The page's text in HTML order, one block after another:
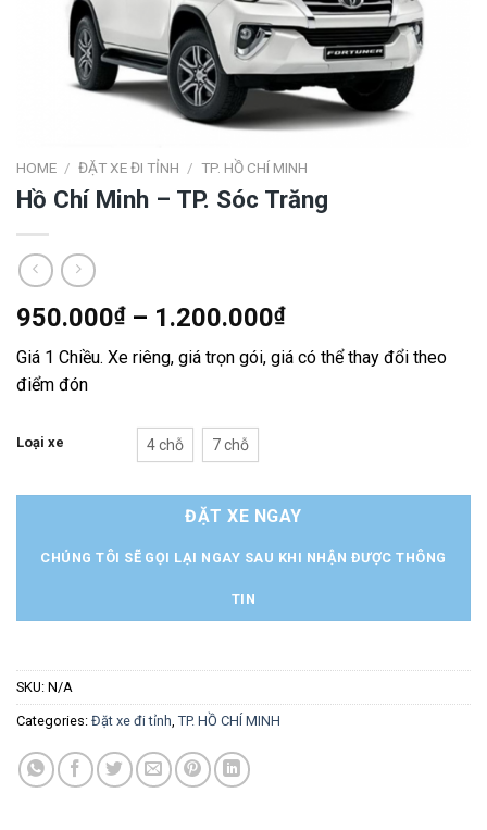
HOME / ĐẶT XE ĐI TỈNH / TP. HỒ CHÍ MINH
Hồ Chí Minh – TP. Sóc Trăng
950.000₫– 1.200.000₫
Giá 1 Chiều. Xe riêng, giá trọn gói, giá có thể thay đổi theo
điểm đón
Loại xe 4 chỗ 7 chỗ
ĐẶT XE NGAY
CHÚNG TÔI SẼ GỌI LẠI NGAY SAU KHI NHẬN ĐƯỢC THÔNG
TIN
SKU: N/A
Categories: Đặt xe đi tỉnh TP. HỒ CHÍ MINH